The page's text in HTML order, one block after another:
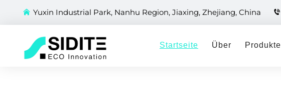
Yuxin Industrial Park, Nanhu Region, Jiaxing, Zhejiang, China
Startseite Über Produkte